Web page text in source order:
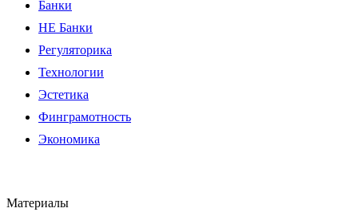
Банки
НЕ Банки
Регуляторика
Технологии
Эстетика
Финграмотность
Экономика
Материалы